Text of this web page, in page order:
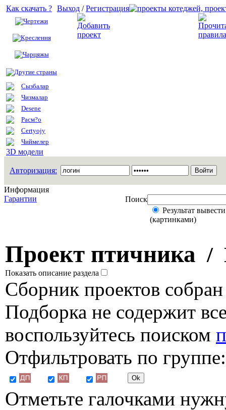
Как скачать ?
Чертежи
Креслення
Чарцяжы
Другие страны
Сызбалар
Чизмалар
Desene
Расм?о
Certyojy
Чиймелер
3D модели
Выход /Регистрация
Авторизация:
Информация
Гарантии
Поиск
Результат
(картинками)
Проект птичника /
Показать описание раздела
Сборник проектов
Подборка не содержит
воспользуйтесь поиском
Отфильтровать по группе:
Отметьте галочками